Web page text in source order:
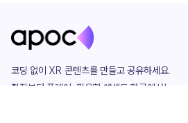
코딩 없이 XR 콘텐츠를 만들고 공유하세요.
창작부터 플레이, 필요한 애셋도 한곳에서!